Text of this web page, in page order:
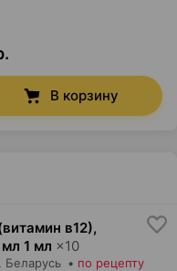
В корзину
в12),
1 мл ×10
, Беларусь • по рецепту